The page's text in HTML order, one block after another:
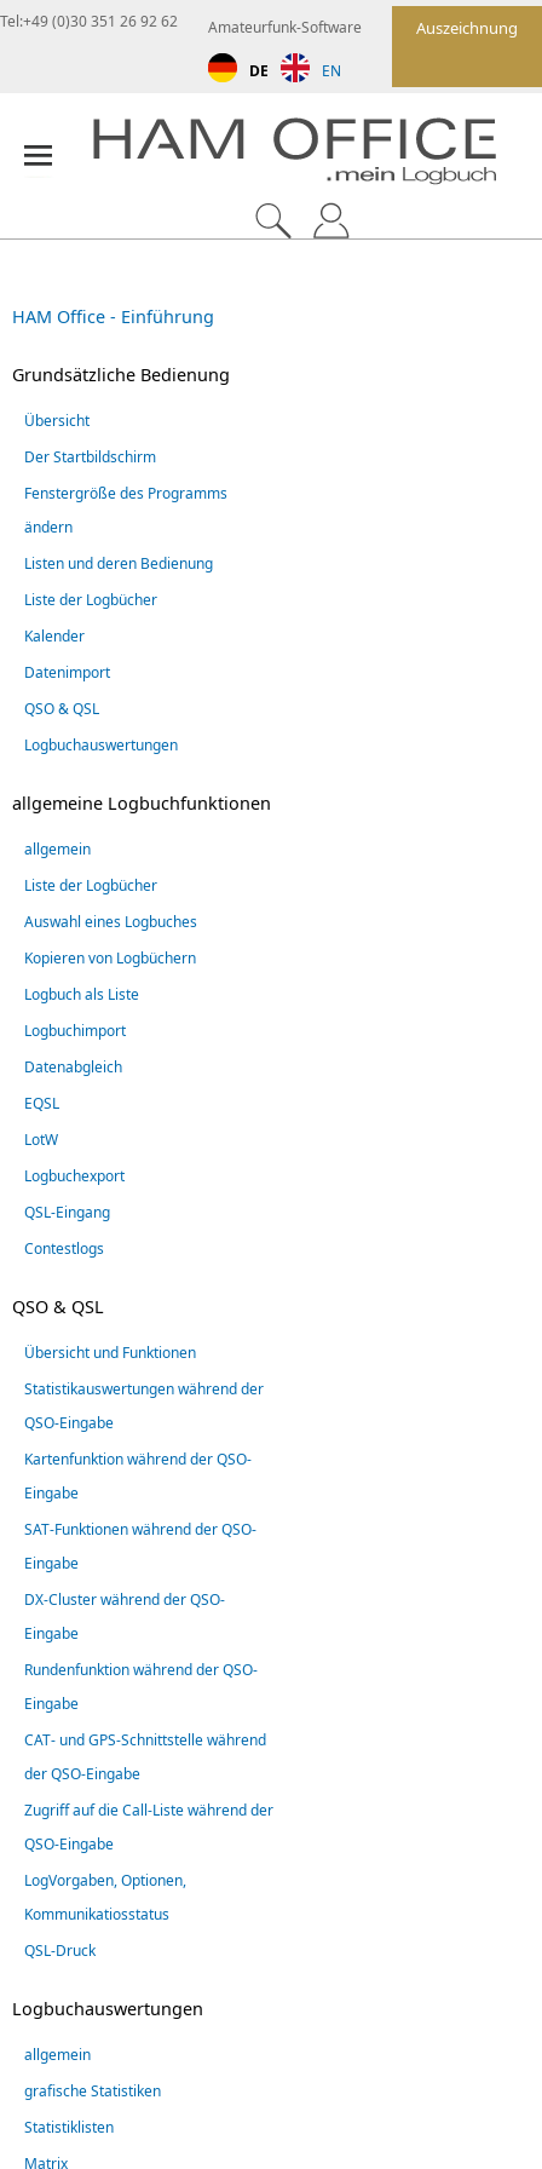
Auszeichnung
Amateurfunk-Software
DE EN
Tel:+49 (0)30 351 26 92 62
HAM Office - Einführung
Grundsätzliche Bedienung
Übersicht
Der Startbildschirm
Fenstergröße des Programms
ändern
Listen und deren Bedienung
Liste der Logbücher
Kalender
Datenimport
QSO & QSL
Logbuchauswertungen
allgemeine Logbuchfunktionen
allgemein
Liste der Logbücher
Auswahl eines Logbuches
Kopieren von Logbüchern
Logbuch als Liste
Logbuchimport
Datenabgleich
EQSL
LotW
Logbuchexport
QSL-Eingang
Contestlogs
QSO & QSL
Übersicht und Funktionen
Statistikauswertungen während der
QSO-Eingabe
Kartenfunktion während der QSO-
Eingabe
SAT-Funktionen während der QSO-
Eingabe
DX-Cluster während der QSO-
Eingabe
Rundenfunktion während der QSO-
Eingabe
CAT- und GPS-Schnittstelle während
der QSO-Eingabe
Zugriff auf die Call-Liste während der
QSO-Eingabe
LogVorgaben, Optionen,
Kommunikatiosstatus
QSL-Druck
Logbuchauswertungen
allgemein
grafische Statistiken
Statistiklisten
Matrix